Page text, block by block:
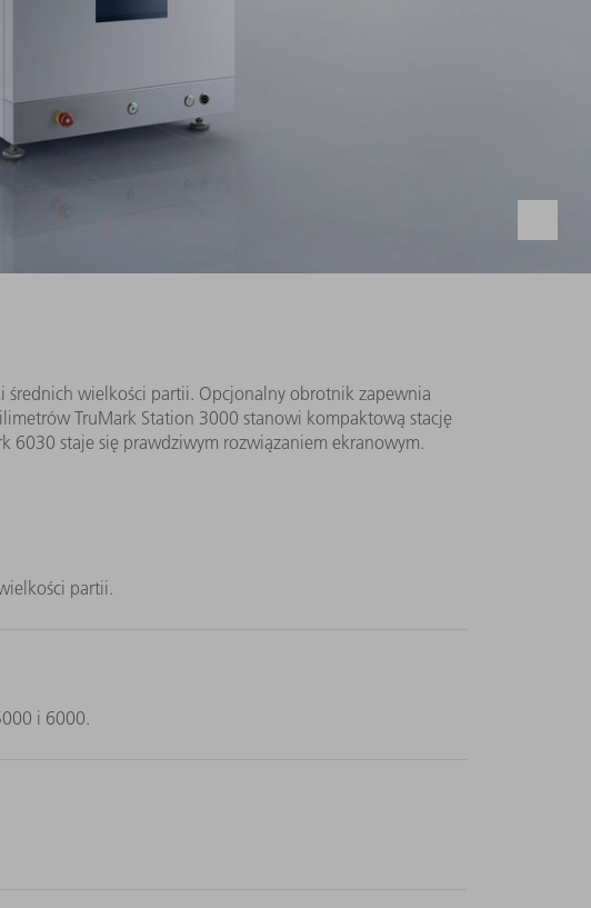
średnich wielkości partii. Opcjonalny obrotnik zapewnia
TruMark Station 3000 stanowi kompaktową stację
6030 staje się prawdziwym rozwiązaniem ekranowym.
partii.
i 6000.